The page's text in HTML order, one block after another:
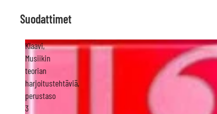
Suodattimet
Klaavi,
Musiikin
teorian
harjoitustehtäviä,
perustaso
3